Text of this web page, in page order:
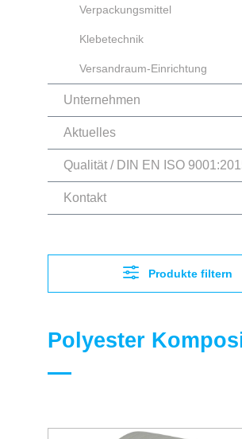
Verpackungsmittel
Klebetechnik
Versandraum-Einrichtung
Unternehmen
Aktuelles
Qualität / DIN EN ISO
Kontakt
Produkte filtern
Polyester